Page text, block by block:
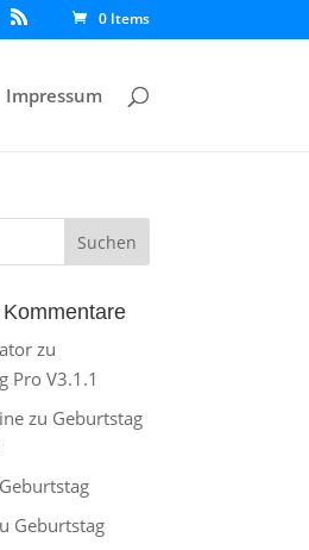
0 Items
Impressum
zu
Pro V3.1.1
zu Geburtstag
Geburtstag
Geburtstag